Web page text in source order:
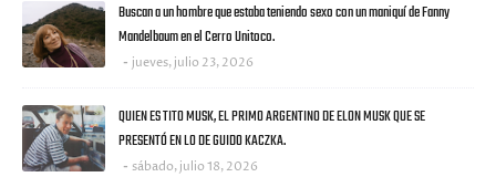
Buscan a un hombre que estaba teniendo sexo con un maniquí de Fanny
Mandelbaum en el Cerro Unitoco.
jueves, julio 23, 2026
QUIEN ES TITO MUSK, EL PRIMO ARGENTINO DE ELON MUSK QUE SE
PRESENTÓ EN LO DE GUIDO KACZKA.
sábado, julio 18, 2026